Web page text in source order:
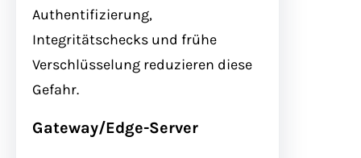
Authentifizierung,
Integritätschecks und frühe
Verschlüsselung reduzieren diese
Gefahr.
Gateway/Edge-Server